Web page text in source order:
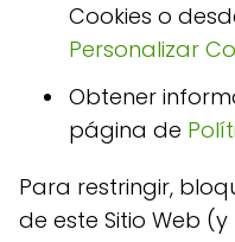
Cookies o
Personalizar
Obtener
página de
Para restringir,
de este Sitio Web